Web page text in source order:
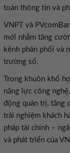
toàn thông tin và
VNPT và
mới nhằm tăng
kênh phân phối và
trường số.
Trong khuôn khổ
năng lực công
động quản trị, tăng
trải nghiệm khách
pháp tài chính –
và phát triển của